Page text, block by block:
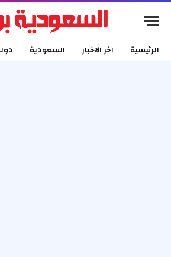
الرئيسية اخر الاخبار السعودية